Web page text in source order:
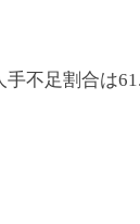
不足割合は